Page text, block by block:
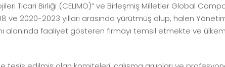
Ticari Birliği (CELIMO)” ve Birleşmiş Milletler Global
ve 2020-2023 yılları arasında yürütmüş olup, halen
alanında faaliyet gösteren firmayı temsil etmekte ve